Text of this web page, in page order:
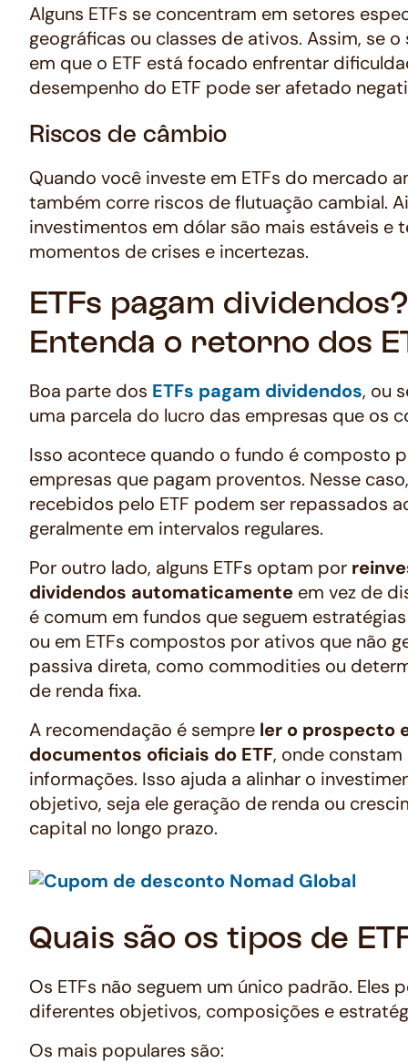
Alguns ETFs se concentram em setores
geográficas ou classes de ativos. Assim, se
em que o ETF está focado enfrentar
desempenho do ETF pode ser afetado
Riscos de câmbio
Quando você investe em ETFs do mercado
também corre riscos de flutuação cambial.
investimentos em dólar são mais estáveis e
momentos de crises e incertezas.
‍ETFs pagam dividendos?
Entenda o retorno dos
Boa parte dos ETFs pagam dividendos, ou
uma parcela do lucro das empresas que os
Isso acontece quando o fundo é composto
empresas que pagam proventos. Nesse
recebidos pelo ETF podem ser repassados
geralmente em intervalos regulares.
Por outro lado, alguns ETFs optam por
dividendos automaticamente em vez de
é comum em fundos que seguem
ou em ETFs compostos por ativos que não
passiva direta, como commodities ou
de renda fixa.
A recomendação é sempre ler o prospecto
documentos oficiais do ETF, onde constam
informações. Isso ajuda a alinhar o
objetivo, seja ele geração de renda ou
capital no longo prazo.
Quais são os tipos de
Os ETFs não seguem um único padrão. Eles
diferentes objetivos, composições e
Os mais populares são: